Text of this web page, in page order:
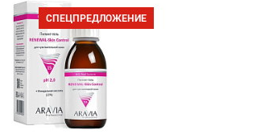
СПЕЦПРЕДЛОЖЕНИЕ